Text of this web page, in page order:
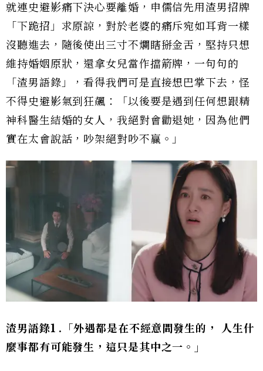
就連史避影痛下決心要離婚，申儒信先用渣男招牌
「下跪招」求原諒，對於老婆的痛斥宛如耳背一樣
沒聽進去，隨後使出三寸不爛瞎掰金舌，堅持只想
維持婚姻原狀，還拿女兒當作擋箭牌，一句句的
「渣男語錄」，看得我們可是直接想巴掌下去，怪
不得史避影氣到狂飆：「以後要是遇到任何想跟精
神科醫生結婚的女人，我絕對會勸退她，因為他們
實在太會說話，吵架絕對吵不贏。」
渣男語錄1 .「外遇都是在不經意間發生的， 人生什
麼事都有可能發生，這只是其中之一。」